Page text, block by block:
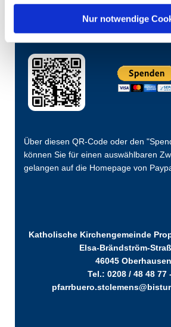
Nur notwendige
Über diesen QR-Code oder den
können Sie für einen auswählbaren
gelangen auf die Homepage von
Katholische Kirchengemeinde
Elsa-Brändström-
46045 Oberhausen
Tel.: 0208 / 48 48 77